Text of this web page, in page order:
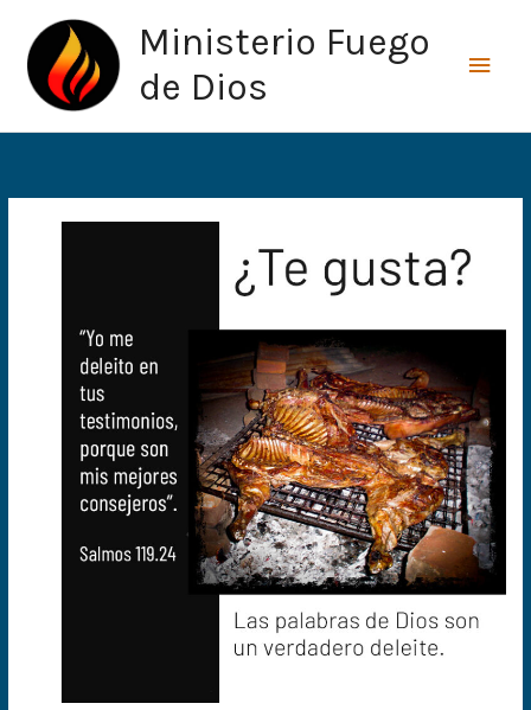
contenido
Ministerio Fuego
de Dios